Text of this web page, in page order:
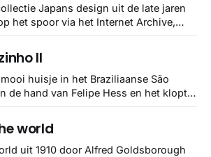
Japans design uit de late jaren
het spoor via het Internet Archive,
✨ Daarin hebben ze alle scans een
maar op deze manier vind ik ze er
II
mooi huisje in het Braziliaanse São
de hand van Felipe Hess en het klopt
world
uit 1910 door Alfred Goldsborough